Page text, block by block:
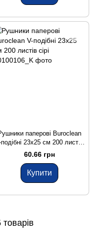
паперові Buroclean
23x25 см 200 листів
сірі
60.66 грн
Купити